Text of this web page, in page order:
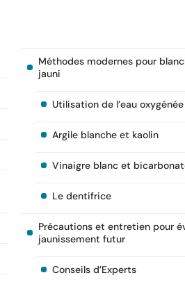
Méthodes modernes pour
jauni
Utilisation de l’eau oxygénée
Argile blanche et kaolin
Vinaigre blanc et
Le dentifrice
Précautions et entretien pour
jaunissement futur
Conseils d’Experts